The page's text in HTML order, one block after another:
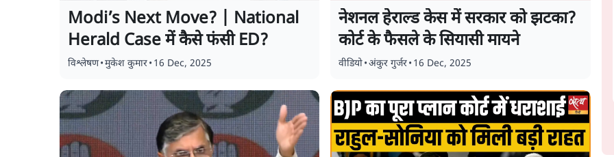
Modi’s Next Move? | National
Herald Case में कैसे फंसी ED?
विश्लेषण•मुकेश कुमार• 16 Dec, 2025
नेशनल हेराल्ड केस में सरकार को झटका?
कोर्ट के फैसले के सियासी मायने
वीडियो•अंकुर गुर्जर• 16 Dec, 2025